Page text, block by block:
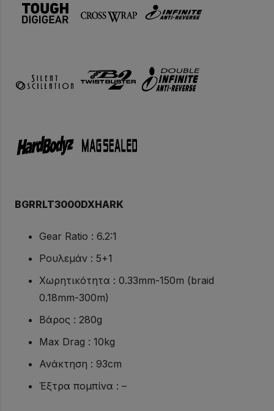
BGRRLT3000DXHARK
Gear Ratio : 6.2:1
Ρουλεμάν : 5+1
Χωρητικότητα : 0.33mm-150m (braid
0.18mm-300m)
Βάρος : 280g
Max Drag : 10kg
Ανάκτηση : 93cm
Έξτρα πομπίνα : –